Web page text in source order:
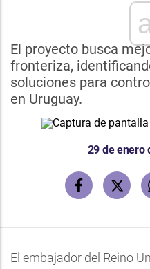
El proyecto busca
fronteriza,
soluciones para
en Uruguay.
29 de enero
El embajador del Reino